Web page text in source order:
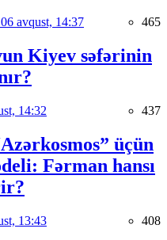
06 avqust, 14:37 465
Kiyev səfərinin
14:32 437
üçün
Fərman hansı
13:43 408